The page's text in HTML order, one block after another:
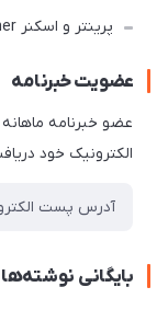
پرینتر و اسکنر Printer and Scanner
عضویت خبرنامه
عضو خبرنامه
الکترونیک خود
بایگانی نوشته‌ها